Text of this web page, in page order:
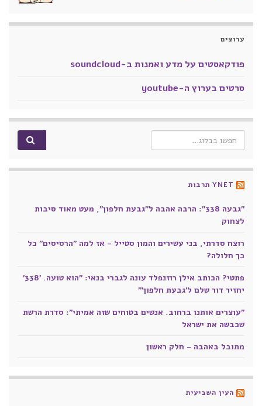
ערוצים
פודקאסטים על מדע ואמנות ב-soundcloud
סרטים בערוץ ה-youtube
Search for:
YNET תרבות
"גבעה 338": הרבה אהבה ל"גבעת חלפון", מעט מאוד סיבות
לצחוק
רוצח סדרתי, בני עשירים והמון סטייל - אז למה "הרסיסים" כל
כך חלולה?
פתטי? הכותב אילן רוזנפלד עונה לגברי בנאי: "הוא טועה. '338'
יחזיר דור שלם ל'גבעת חלפון'"
"עוצרים אותנו ברחוב. אנשים בטוחים שזה אמיתי": סדרת הרשת
שכבשה את ישראל
מתובל באהבה - חלק ראשון
העין השביעית